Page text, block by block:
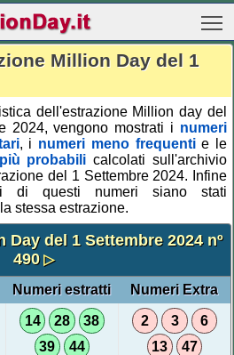
Million Day del 1
dell'estrazione Million day del
2024, vengono mostrati i numeri
, i numeri meno frequentie le
probabili calcolati sull'archivio
del 1 Settembre 2024. Infine
di questi numeri siano stati
stessa estrazione.
Day del 1 Settembre 2024 nº
490▷
Numeri estratti Numeri Extra
14 28
38
39
44
2 3
6
13
47